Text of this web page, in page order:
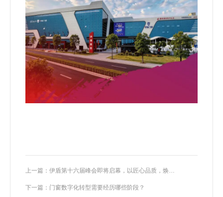
上一篇：伊盾第十六届峰会即将启幕，以匠心品质，焕新千万家庭理想人居
下一篇：门窗数字化转型需要经历哪些阶段？